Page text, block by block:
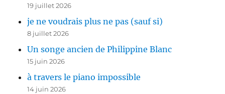
19 juillet 2026
je ne voudrais plus ne pas (sauf si)
8 juillet 2026
Un songe ancien de Philippine Blanc
15 juin 2026
à travers le piano impossible
14 juin 2026